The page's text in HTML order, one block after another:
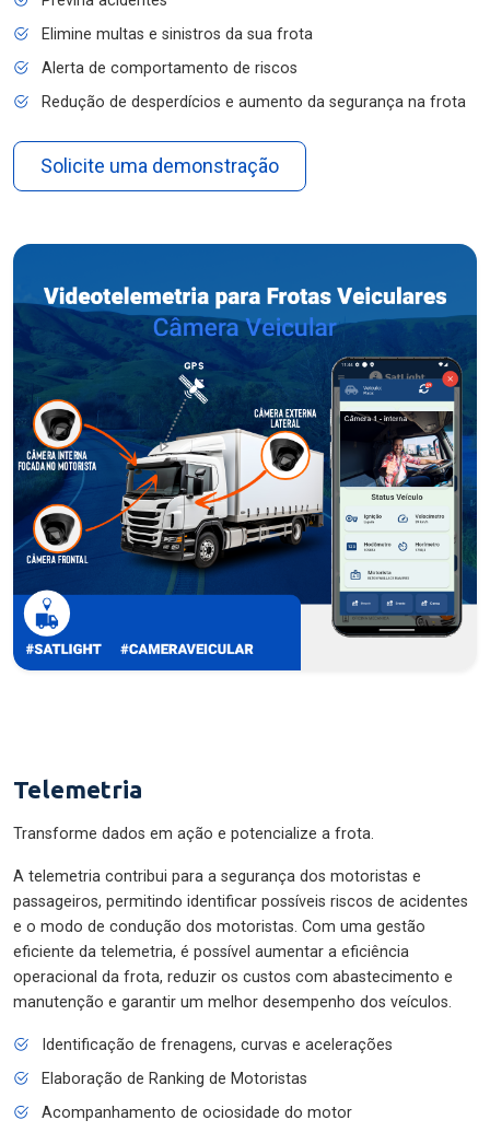
Elimine multas e sinistros da sua frota
Alerta de comportamento de riscos
Redução de desperdícios e aumento da segurança na frota
Solicite uma demonstração
Telemetria
Transforme dados em ação e potencialize a frota.
A telemetria contribui para a segurança dos motoristas e
passageiros, permitindo identificar possíveis riscos de acidentes
e o modo de condução dos motoristas. Com uma gestão
eficiente da telemetria, é possível aumentar a eficiência
operacional da frota, reduzir os custos com abastecimento e
manutenção e garantir um melhor desempenho dos veículos.
Identificação de frenagens, curvas e acelerações
Elaboração de Ranking de Motoristas
Acompanhamento de ociosidade do motor